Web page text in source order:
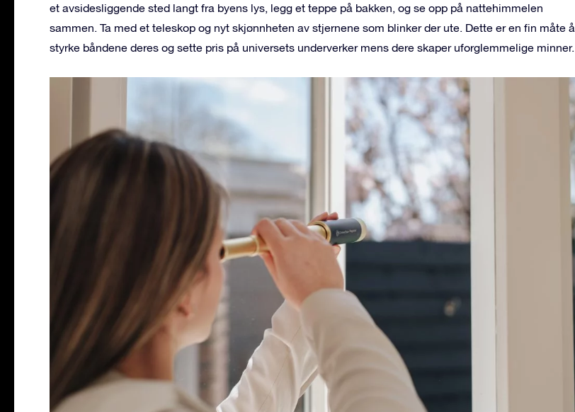
et avsidesliggende sted langt fra byens lys, legg et teppe på bakken, og se opp på nattehimmelen
sammen. Ta med et teleskop og nyt skjønnheten av stjernene som blinker der ute. Dette er en fin måte å
styrke båndene deres og sette pris på universets underverker mens dere skaper uforglemmelige minner.